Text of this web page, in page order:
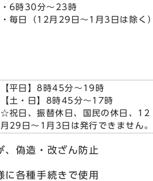
・6時30分～23時
・毎日（12月29日～1月3日は除く）
【平日】8時45分～19時
【土・日】8時45分～17時
☆祝日、振替休日、国民の休日、12
月29日～1月3日は発行できません。
、偽造・改ざん防止
に各種手続きで使用